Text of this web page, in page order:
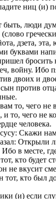
ниц (и)
быть, люди
дзета,
буквами
бросить
войну. Ибо
двоих и
против
то, чего не
то, чего не
человека.
Скажи
Открыли
в месте,
кто будет
не вкусит
тот, кто был
(и) если